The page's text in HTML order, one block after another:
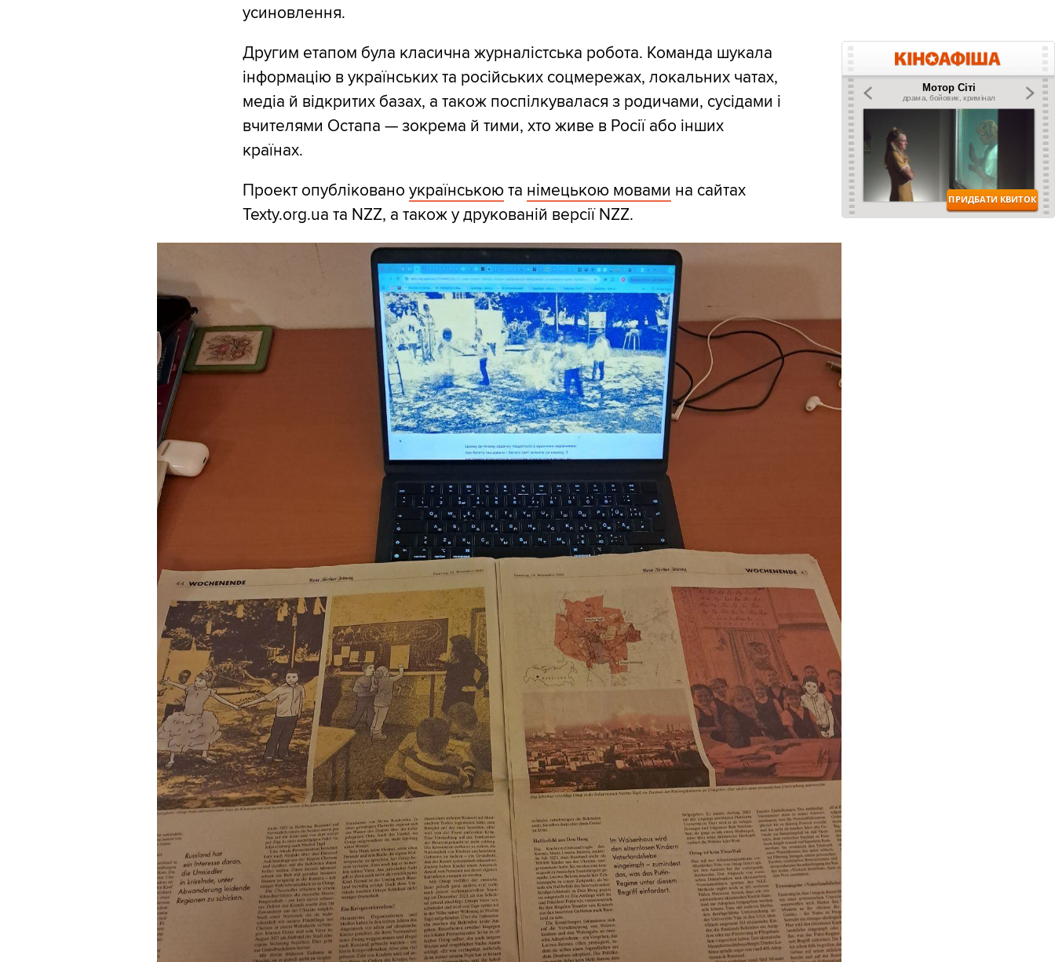
усиновлення.
Другим етапом була класична журналістська робота. Команда шукала
інформацію в українських та російських соцмережах, локальних чатах,
медіа й відкритих базах, а також поспілкувалася з родичами, сусідами і
вчителями Остапа — зокрема й тими, хто живе в Росії або інших
країнах.
Проект опубліковано українськоюта німецькою мовами на сайтах
Texty.org.ua та NZZ, а також у друкованій версії NZZ.